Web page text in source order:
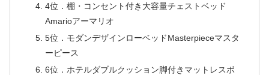
4位．棚・コンセント付き大容量チェストベッド
Amarioアーマリオ
5位．モダンデザインローベッドMasterpieceマスタ
ーピース
6位．ホテルダブルクッション脚付きマットレスボ